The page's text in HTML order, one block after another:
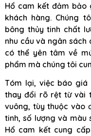
Hổ cam kết đảm bảo
khách hàng. Chúng
bông thủy tinh chất
nhu cầu và ngân sách
có thể yên tâm về
phẩm mà chúng tôi
Tóm lại, việc báo giá
thay đổi rõ rệt từ vài
vuông, tùy thuộc vào
tinh, số lượng và màu
Hổ cam kết cung